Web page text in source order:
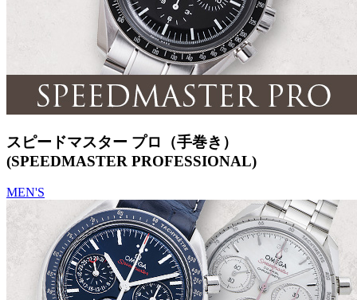
スピードマスター プロ（手巻き）
(SPEEDMASTER PROFESSIONAL)
MEN'S